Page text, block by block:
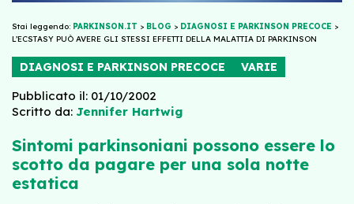
Stai leggendo: PARKINSON.IT > BLOG > DIAGNOSI E PARKINSON PRECOCE >
L’ECSTASY PUÒ AVERE GLI STESSI EFFETTI DELLA MALATTIA DI PARKINSON
DIAGNOSI E PARKINSON PRECOCE VARIE
Pubblicato il: 01/10/2002
Scritto da: Jennifer Hartwig
Sintomi parkinsoniani possono essere lo
scotto da pagare per una sola notte
estatica